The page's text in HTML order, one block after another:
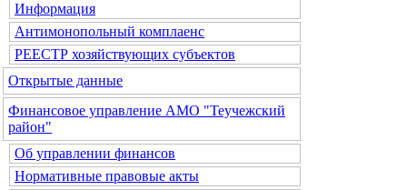
Информация
Антимонопольный комплаенс
РЕЕСТР хозяйствующих субъектов
Открытые данные
Финансовое управление АМО "Теучежский
район"
Об управлении финансов
Нормативные правовые акты